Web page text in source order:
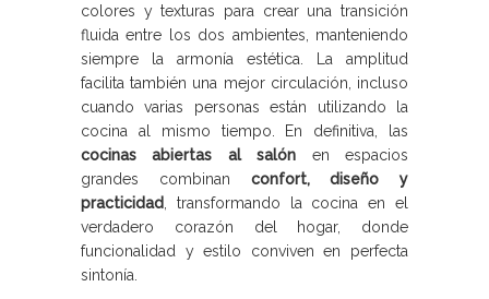
colores y texturas para crear una transición
fluida entre los dos ambientes, manteniendo
siempre la armonía estética. La amplitud
facilita también una mejor circulación, incluso
cuando varias personas están utilizando la
cocina al mismo tiempo. En definitiva, las
cocinas abiertas al salón en espacios
grandes combinan confort, diseño y
practicidad
, transformando la cocina en el
verdadero corazón del hogar, donde
funcionalidad y estilo conviven en perfecta
sintonía.